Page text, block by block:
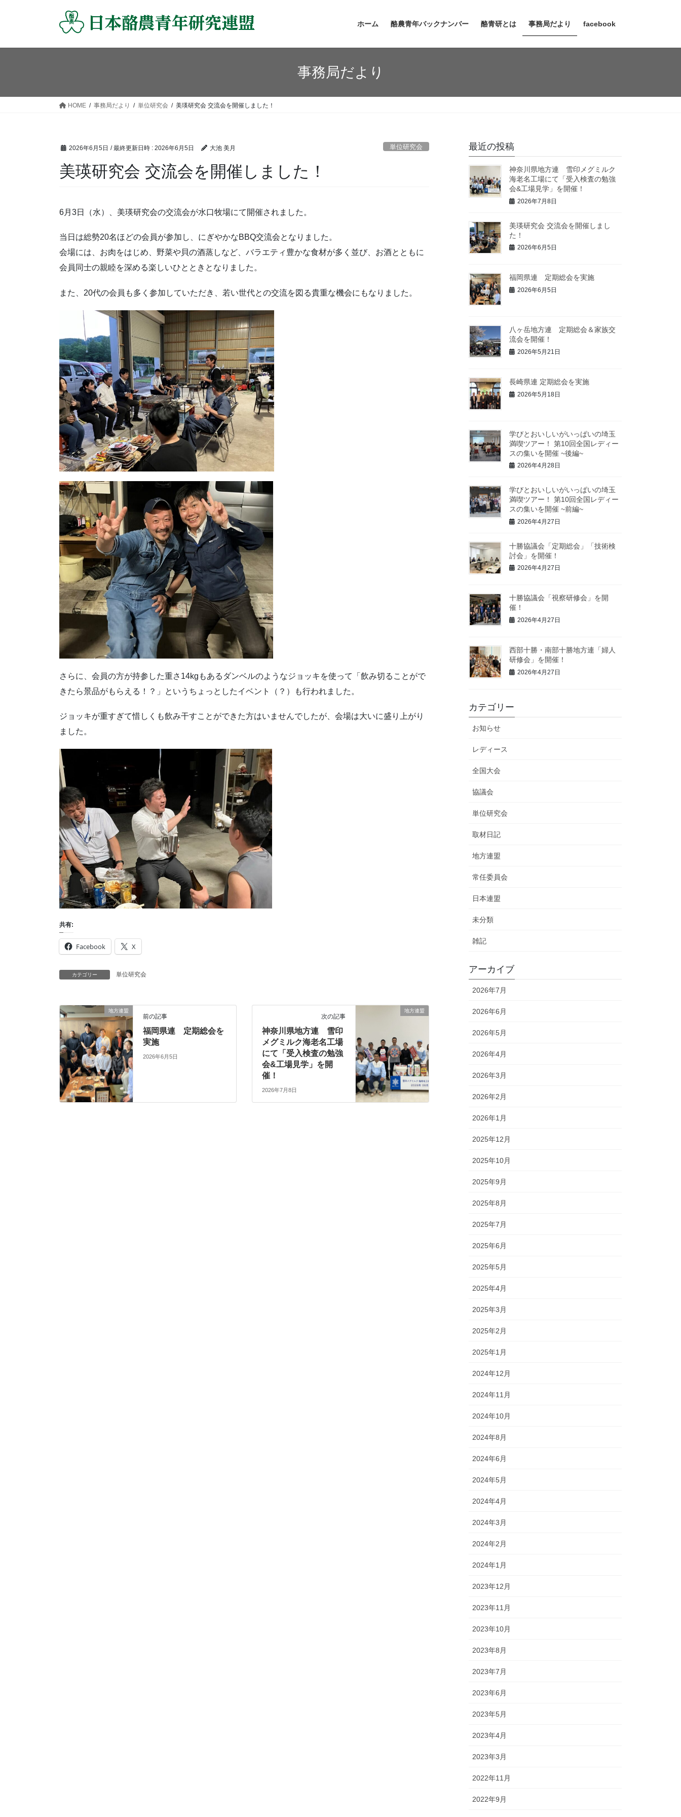
ホーム 酪農青年バックナンバー 酪青研とは 事務局だより facebook
事務局だより
HOME 事務局だより 単位研究会 美瑛研究会 交流会を開催しました！
2026年6月5日 / 最終更新日時 : 2026年6月5日 大池 美月 単位研究会
美瑛研究会 交流会を開催しました！
6月3日（水）、美瑛研究会の交流会が水口牧場にて開催されました。
当日は総勢20名ほどの会員が参加し、にぎやかなBBQ交流会となりました。
会場には、お肉をはじめ、野菜や貝の酒蒸しなど、バラエティ豊かな食材が多く並び、お酒とともに
会員同士の親睦を深める楽しいひとときとなりました。
また、20代の会員も多く参加していただき、若い世代との交流を図る貴重な機会にもなりました。
さらに、会員の方が持参した重さ14kgもあるダンベルのようなジョッキを使って「飲み切ることがで
きたら景品がもらえる！？」というちょっとしたイベント（？）も行われました。
ジョッキが重すぎて惜しくも飲み干すことができた方はいませんでしたが、会場は大いに盛り上がり
ました。
共有:
Facebook X
カテゴリー 単位研究会
地方連盟
前の記事
福岡県連 定期総会を
実施
2026年6月5日
地方連盟
次の記事
神奈川県地方連 雪印
メグミルク海老名工場
にて「受入検査の勉強
会&工場見学」を開
催！
2026年7月8日
最近の投稿
神奈川県地方連 雪印メグミルク
海老名工場にて「受入検査の勉強
会&工場見学」を開催！
2026年7月8日
美瑛研究会 交流会を開催しまし
た！
2026年6月5日
福岡県連 定期総会を実施
2026年6月5日
八ヶ岳地方連 定期総会＆家族交
流会を開催！
2026年5月21日
長崎県連 定期総会を実施
2026年5月18日
学びとおいしいがいっぱいの埼玉
満喫ツアー！ 第10回全国レディー
スの集いを開催 ~後編~
2026年4月28日
学びとおいしいがいっぱいの埼玉
満喫ツアー！ 第10回全国レディー
スの集いを開催 ~前編~
2026年4月27日
十勝協議会「定期総会」「技術検
討会」を開催！
2026年4月27日
十勝協議会「視察研修会」を開
催！
2026年4月27日
西部十勝・南部十勝地方連「婦人
研修会」を開催！
2026年4月27日
カテゴリー
お知らせ
レディース
全国大会
協議会
単位研究会
取材日記
地方連盟
常任委員会
日本連盟
未分類
雑記
アーカイブ
2026年7月
2026年6月
2026年5月
2026年4月
2026年3月
2026年2月
2026年1月
2025年12月
2025年10月
2025年9月
2025年8月
2025年7月
2025年6月
2025年5月
2025年4月
2025年3月
2025年2月
2025年1月
2024年12月
2024年11月
2024年10月
2024年8月
2024年6月
2024年5月
2024年4月
2024年3月
2024年2月
2024年1月
2023年12月
2023年11月
2023年10月
2023年8月
2023年7月
2023年6月
2023年5月
2023年4月
2023年3月
2022年11月
2022年9月